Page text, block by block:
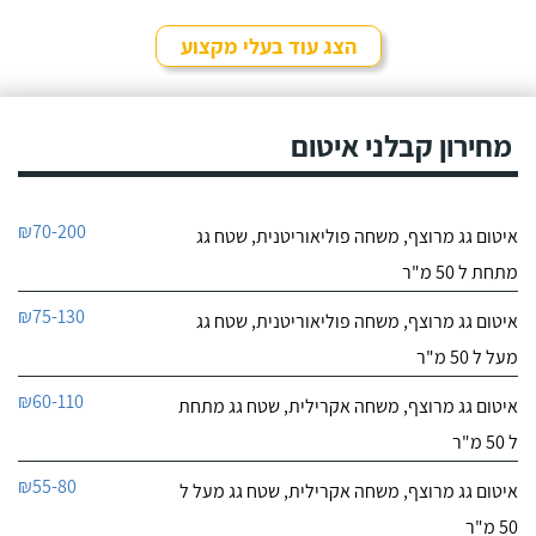
לפרטי העסק
9.6
במקצועי אני קבלן
האחרונות אני לוקח כקבלן
מחברת "אחים סמי".
שמדובר בבן אדם שאפשר
ציון איטום ובינוי
לפרטי העסק
9.5 חוות דעת
מקצוע ישר והגון שמבצע
9.7
הצג עוד בעלי מקצוע
מחירון קבלני איטום
איטום גג מרוצף, משחה פוליאוריטנית, שטח גג
מתחת ל 50 מ"ר
₪70-200
איטום גג מרוצף, משחה פוליאוריטנית, שטח גג
מעל ל 50 מ"ר
₪75-130
איטום גג מרוצף, משחה אקרילית, שטח גג מתחת
ל 50 מ"ר
₪60-110
איטום גג מרוצף, משחה אקרילית, שטח גג מעל ל
50 מ"ר
₪55-80